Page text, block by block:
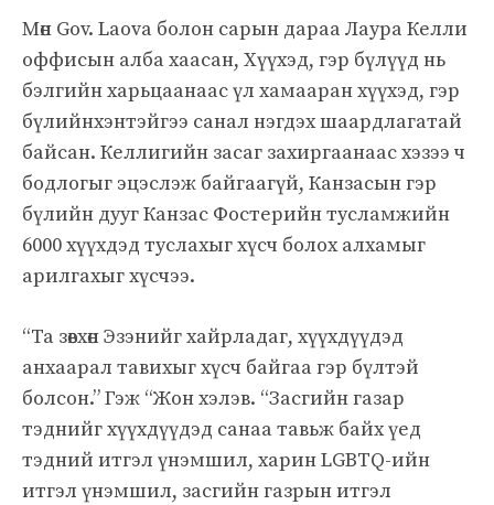
Мөн Gov. Laova болон сарын дараа Лаура Келли
оффисын алба хаасан, Хүүхэд, гэр бүлүүд нь
бэлгийн харьцаанаас үл хамааран хүүхэд, гэр
бүлийнхэнтэйгээ санал нэгдэх шаардлагатай
байсан. Келлигийн засаг захиргаанаас хэзээ ч
бодлогыг эцэслэж байгаагүй, Канзасын гэр
бүлийн дууг Канзас Фостерийн тусламжийн
6000 хүүхдэд туслахыг хүсч болох алхамыг
арилгахыг хүсчээ.
“Та зөвхөн Эзэнийг хайрладаг, хүүхдүүдэд
анхаарал тавихыг хүсч байгаа гэр бүлтэй
болсон.” Гэж “Жон хэлэв. “Засгийн газар
тэднийг хүүхдүүдэд санаа тавьж байх үед
тэдний итгэл үнэмшил, харин LGBTQ-ийн
итгэл үнэмшил, засгийн газрын итгэл